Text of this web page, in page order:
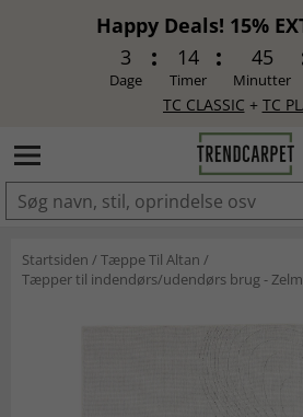
Happy Deals! 15%
3
Dage
14
Timer
45
Minutter
TC CLASSIC + TC
LAGT I
Startsiden /Tæppe Til Altan /
Tæpper til indendørs/udendørs brug -